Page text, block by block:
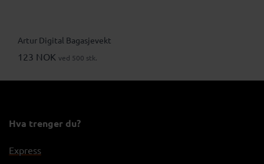
Artur Digital Bagasjevekt
123 NOK ved 500 stk.
Hva trenger du?
Express